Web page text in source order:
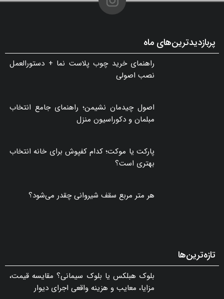
پربازدیدترین‌های ماه
راهنمای خرید چوب پلاست نما + دستورالعمل
نصب اصولی
اصول چیدمان نشیمن؛ راهنمای جامع انتخاب
مبلمان و دکوراسیون منزل
پارکت یا موکت؛ کدام کفپوش برای خانه انتخاب
بهتری است؟
هر متر مربع سقف شیروانی چقدر می‌شود؟
تازه‌ترین‌ها
بلوک هبلکس یا بلوک سیمانی؟ مقایسه قیمت،
مزایا، معایب و هزینه واقعی اجرای دیوار